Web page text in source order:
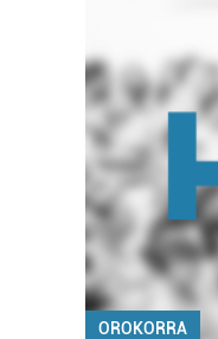
OROKORRA